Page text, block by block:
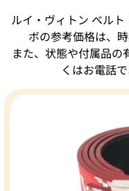
ルイ・ヴィトン ベル
ボの参考価格は、
また、状態や付属品の
くはお電話